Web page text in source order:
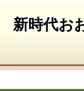
新時代お